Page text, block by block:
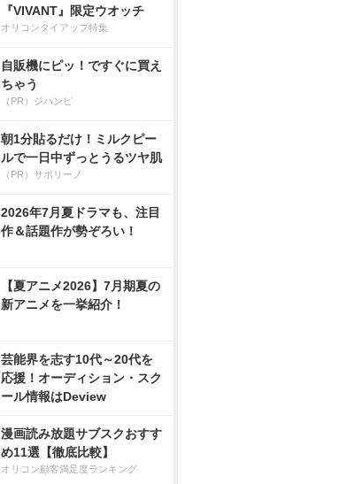
『VIVANT』限定ウオッチ
オリコンタイアップ特集
自販機にピッ！ですぐに買え
ちゃう
（PR）ジハンピ
朝1分貼るだけ！ミルクピー
ルで一日中ずっとうるツヤ肌
（PR）サボリーノ
2026年7月夏ドラマも、注目
作＆話題作が勢ぞろい！
【夏アニメ2026】7月期夏の
新アニメを一挙紹介！
芸能界を志す10代～20代を
応援！オーディション・スク
ール情報はDeview
漫画読み放題サブスクおすす
め11選【徹底比較】
オリコン顧客満足度ランキング